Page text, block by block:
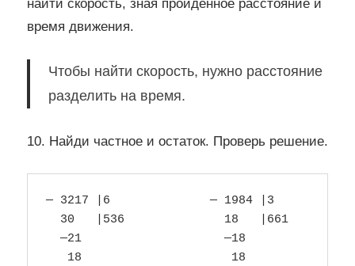
найти скорость, зная пройденное расстояние и
время движения.
Чтобы найти скорость, нужно расстояние
разделить на время.
10. Найди частное и остаток. Проверь решение.
— 3217 |6              — 1984 |3
  30   |536              18   |661
  —21                    —18
   18                     18